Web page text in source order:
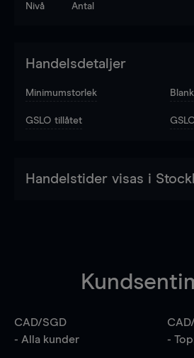
Nivå Antal
Handelsdetaljer
Minimumstorlek
GSLO tillåtet
Handelstider visas i
CAD/SGD
- Alla kunder
-